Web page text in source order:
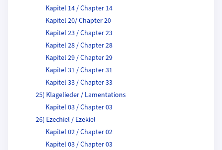
Kapitel 14 / Chapter 14
Kapitel 20/ Chapter 20
Kapitel 23 / Chapter 23
Kapitel 28 / Chapter 28
Kapitel 29 / Chapter 29
Kapitel 31 / Chapter 31
Kapitel 33 / Chapter 33
25) Klagelieder / Lamentations
Kapitel 03 / Chapter 03
26) Ezechiel / Ezekiel
Kapitel 02 / Chapter 02
Kapitel 03 / Chapter 03